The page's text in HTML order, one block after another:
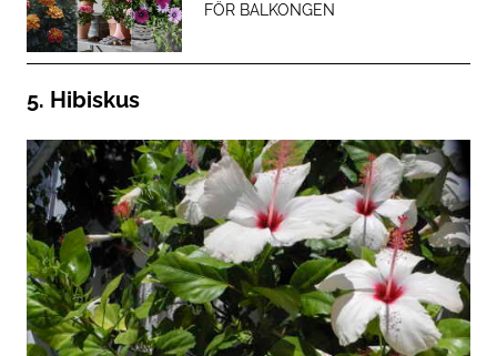
FÖR BALKONGEN
5. Hibiskus